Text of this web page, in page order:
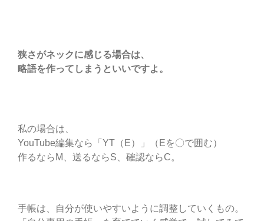
狭さがネックに感じる場合は、
略語を作ってしまうといいですよ。
私の場合は、
YouTube編集なら「YT（E）」（Eを〇で囲む）
作るならM、送るならS、確認ならC。
手帳は、自分が使いやすいように調整していくもの。